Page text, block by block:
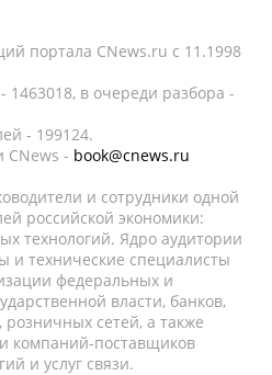
портала CNews.ru c 11.1998
в очереди разбора -
- 199124.
CNews - book@cnews.ru
и сотрудники одной
российской экономики:
технологий. Ядро аудитории
и технические специалисты
федеральных и
власти, банков,
сетей, а также
компаний-поставщиков
и услуг связи.